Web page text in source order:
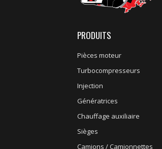
PRODUITS
Pièces moteur
Turbocompresseurs
Injection
Génératrices
Chauffage auxiliaire
Sièges
Camions / Camionnettes